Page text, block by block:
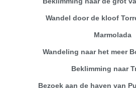
Wandel door de kloof
Marmolada
Wandeling naar het meer
Beklimming naar
Bezoek aan de haven van